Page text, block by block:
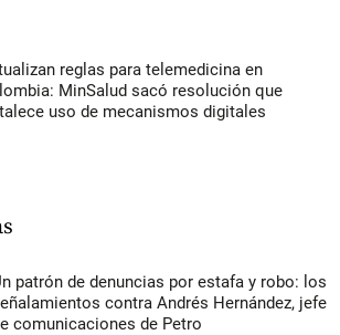
reglas para telemedicina en
MinSalud sacó resolución que
uso de mecanismos digitales
patrón de denuncias por estafa y robo: los
contra Andrés Hernández, jefe
comunicaciones de Petro